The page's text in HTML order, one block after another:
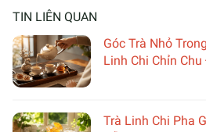
TIN LIÊN QUAN
Góc Trà Nhỏ
Linh Chi Chỉn
Trà Linh Chi Pha